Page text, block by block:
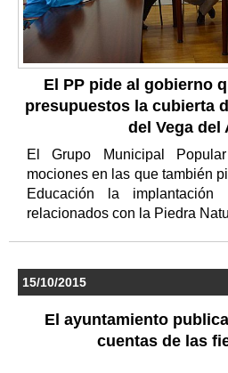
El PP pide al gobierno
presupuestos la cubierta
del Vega del
El Grupo Municipal
mociones en las que también
Educación la implantación
relacionados con la Piedra
15/10/2015
El ayuntamiento
cuentas de las